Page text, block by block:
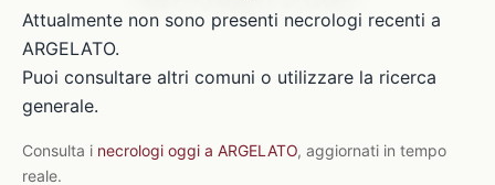
Attualmente non sono presenti necrologi recenti a
ARGELATO.
Puoi consultare altri comuni o utilizzare la ricerca
generale.
Consulta i necrologi oggi a ARGELATO, aggiornati in tempo
reale.